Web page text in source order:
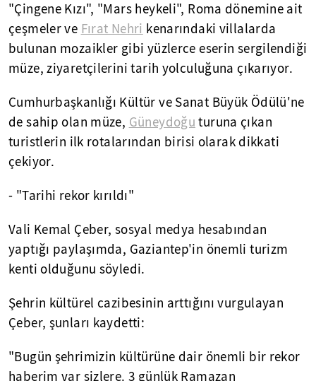
"Çingene Kızı", "Mars heykeli", Roma dönemine ait
çeşmeler ve Fırat Nehri kenarındaki villalarda
bulunan mozaikler gibi yüzlerce eserin sergilendiği
müze, ziyaretçilerini tarih yolculuğuna çıkarıyor.
Cumhurbaşkanlığı Kültür ve Sanat Büyük Ödülü'ne
de sahip olan müze, Güneydoğu turuna çıkan
turistlerin ilk rotalarından birisi olarak dikkati
çekiyor.
- "Tarihi rekor kırıldı"
Vali Kemal Çeber, sosyal medya hesabından
yaptığı paylaşımda, Gaziantep'in önemli turizm
kenti olduğunu söyledi.
Şehrin kültürel cazibesinin arttığını vurgulayan
Çeber, şunları kaydetti:
"Bugün şehrimizin kültürüne dair önemli bir rekor
haberim var sizlere. 3 günlük Ramazan